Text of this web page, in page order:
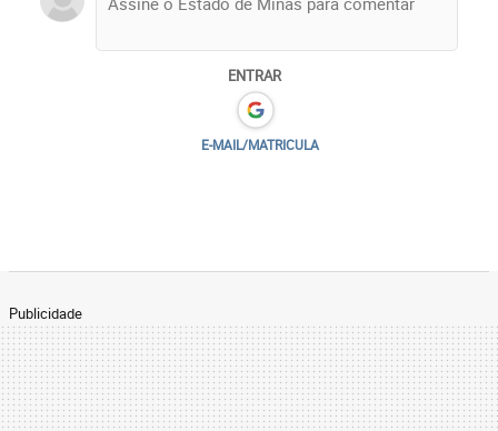
ENTRAR
E-MAIL/MATRICULA
Publicidade